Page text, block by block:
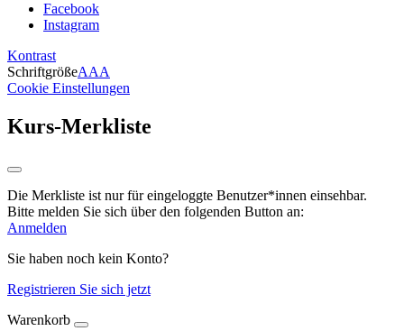
Facebook
Instagram
Kontrast
SchriftgrößeAAA
Cookie Einstellungen
Kurs-Merkliste
Die Merkliste ist nur für eingeloggte Benutzer*innen einsehbar.
Bitte melden Sie sich über den folgenden Button an:
Anmelden
Sie haben noch kein Konto?
Registrieren Sie sich jetzt
Warenkorb